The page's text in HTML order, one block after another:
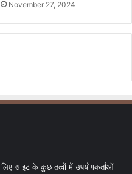
November 27, 2024
साइट के कुछ तत्वों में उपयोगकर्ताओं